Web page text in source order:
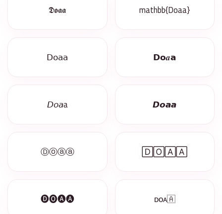
𝕯𝖔𝖆𝖆 mathbb{Doaa}
𝖣𝗈𝖺𝖺 𝗗𝗼𝒂𝗮
𝘋𝘰𝘢a 𝘿𝙤𝙖𝙖
Ⓓⓞⓐⓐ 🄳🄾🄰🄰
🅓🅞🅐🅐 ᴅᴏᴀ🇦